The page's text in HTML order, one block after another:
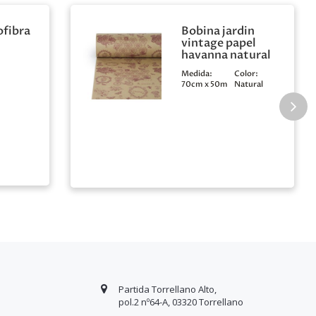
Bobina jardin
vintage papel
havanna natural
Medida:
70cm x 50m
Color:
Natural
Partida Torrellano Alto,
pol.2 nº64-A, 03320 Torrellano